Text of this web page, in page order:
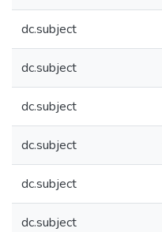
dc.subject
dc.subject
dc.subject
dc.subject
dc.subject
dc.subject